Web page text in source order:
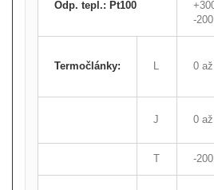
Odp. tepl.: Pt100
-
Termočlánky: L 0
J 0
T -